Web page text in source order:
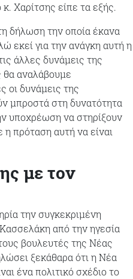
Χαρίτσης είπε τα εξής.
δήλωση την οποία έκανα
εκεί για την ανάγκη αυτή η
άλλες δυνάμεις της
θα αναλάβουμε
οι δυνάμεις της
μπροστά στη δυνατότητα
υποχρέωση να στηρίξουν
πρόταση αυτή να είναι
με τον
την συγκεκριμένη
από την ηγεσία
βουλευτές της Νέας
ξεκάθαρα ότι η Νέα
ένα πολιτικό σχέδιο το